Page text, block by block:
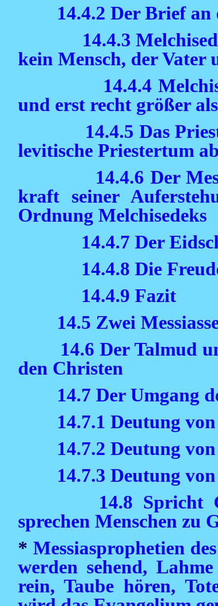
14.4.2 Der Brief
14.4.3
kein Mensch, der Vater
14.4.4
und erst recht größer
14.4.5 Das
levitische Priestertum
14.4.6 Der
kraft seiner
Ordnung Melchisedeks
14.4.7 Der
14.4.8 Die
14.4.9 Fazit
14.5 Zwei
14.6 Der Talmud
den Christen
14.7 Der Umgang
14.7.1 Deutung
14.7.2 Deutung
14.7.3 Deutung
14.8 Spricht
sprechen Menschen zu
* Messiasprophetien
werden sehend,
rein, Taube hören,